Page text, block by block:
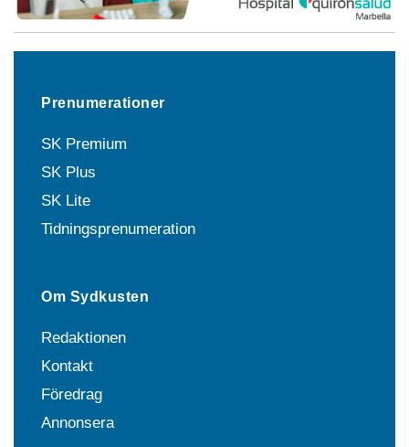
Prenumerationer
SK Premium
SK Plus
SK Lite
Tidningsprenumeration
Om Sydkusten
Redaktionen
Kontakt
Föredrag
Annonsera